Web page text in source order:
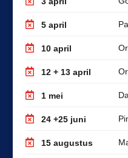
5 april
10 april
12 + 13 april
1 mei
24 +25 juni
15 augustus